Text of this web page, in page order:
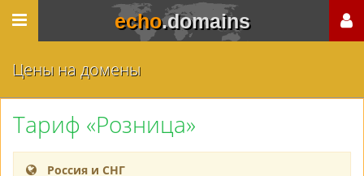
echo.domains
Цены на домены
Тариф «Розница»
Россия и СНГ